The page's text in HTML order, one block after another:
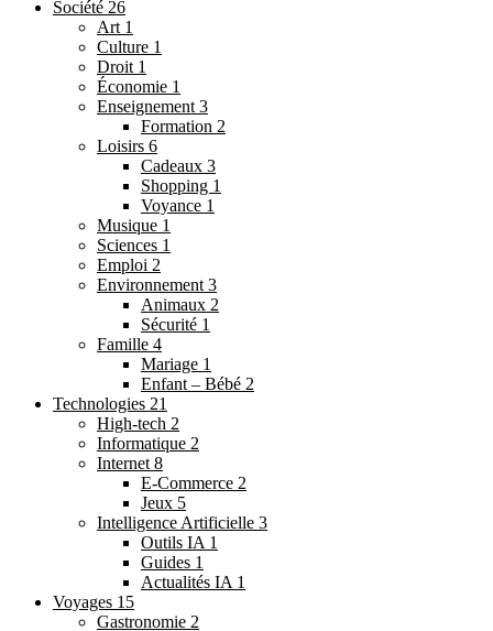
Société 26
Art 1
Culture 1
Droit 1
Économie 1
Enseignement 3
Formation 2
Loisirs 6
Cadeaux 3
Shopping 1
Voyance 1
Musique 1
Sciences 1
Emploi 2
Environnement 3
Animaux 2
Sécurité 1
Famille 4
Mariage 1
Enfant – Bébé 2
Technologies 21
High-tech 2
Informatique 2
Internet 8
E-Commerce 2
Jeux 5
Intelligence Artificielle 3
Outils IA 1
Guides 1
Actualités IA 1
Voyages 15
Gastronomie 2